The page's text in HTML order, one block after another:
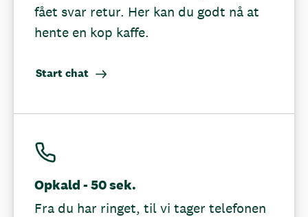
fået svar retur. Her kan du godt nå at
hente en kop kaffe.
Start chat
Opkald - 50 sek.
Fra du har ringet, til vi tager telefonen